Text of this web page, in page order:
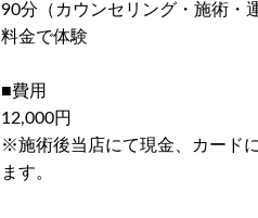
90分（カウンセリング・施術・
料金で体験
■費用
12,000円
※施術後当店にて現金、カード
ます。